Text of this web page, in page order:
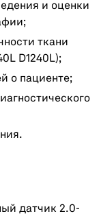
и оценки
ткани
D1240L);
о пациенте;
датчик 2.0-